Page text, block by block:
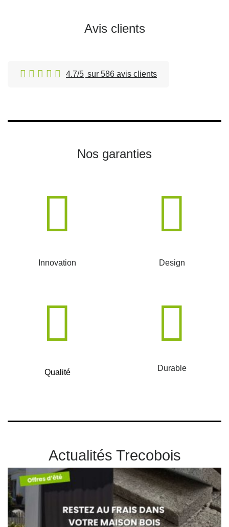
Avis clients
4.7/5 sur 586 avis clients
Nos garanties
Innovation Design
Qualité Durable
Actualités Trecobois